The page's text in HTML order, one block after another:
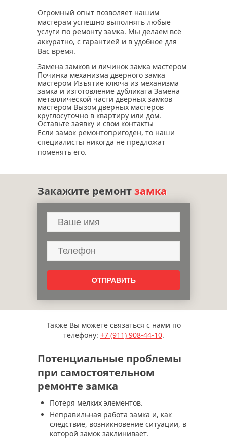
Огромный опыт позволяет нашим
мастерам успешно выполнять любые
услуги по ремонту замка. Мы делаем всё
аккуратно, с гарантией и в удобное для
Вас время.
Замена замков и личинок замка мастером
Починка механизма дверного замка
мастером Изъятие ключа из механизма
замка и изготовление дубликата Замена
металлической части дверных замков
мастером Вызом дверных мастеров
круглосуточно в квартиру или дом.
Оставьте заявку и свои контакты
Если замок ремонтопригоден, то наши
специалисты никогда не предложат
поменять его.
Закажите ремонтзамка
Также Вы можете связаться с нами по
телефону: +7 (911)908-44-10.
Потенциальные проблемы
при самостоятельном
ремонте замка
Потеря мелких элементов.
Неправильная работа замка и, как
следствие, возникновение ситуации, в
которой замок заклинивает.